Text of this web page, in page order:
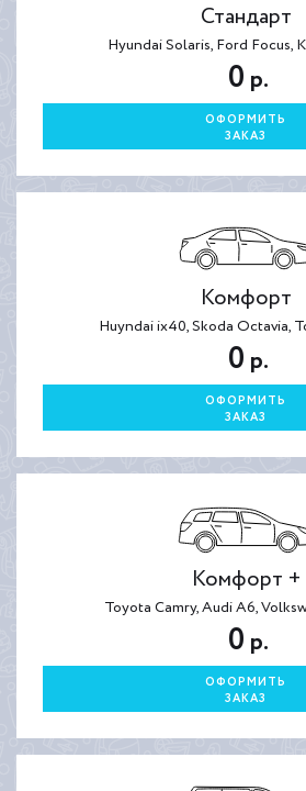
Стандарт
Hyundai Solaris, Ford Focus,
0 р.
ОФОРМИТЬ
ЗАКАЗ
Комфорт
Huyndai ix40, Skoda Octavia,
0 р.
ОФОРМИТЬ
ЗАКАЗ
Комфорт +
Toyota Camry, Audi A6,
0 р.
ОФОРМИТЬ
ЗАКАЗ